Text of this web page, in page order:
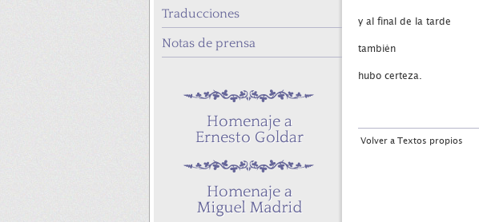
Traducciones
Notas de prensa
y al final de la tarde
también
hubo certeza.
Volver a Textos propios